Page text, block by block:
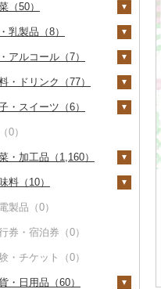
いくら（0）
うに（0）
明太子・たらこ（0）
その他魚卵（0）
貝（1）
帆立（ホタテ）（0）
鮑（アワビ）（0）
牡蠣（カキ）（0）
あさり（0）
しじみ（1）
サザエ（0）
はまぐり（0）
うなぎ（0）
鮮魚（0）
イカ・タコ（0）
海苔・海藻（0）
干物（0）
その他魚介・加工品
精米（1）
無洗米（0）
玄米（0）
金芽米（0）
ゆめぴりか（1）
つや姫（0）
コシヒカリ（0）
はえぬき（0）
さがびより（0）
あきたこまち（0）
ひとめぼれ（0）
ミルキークィーン
雑穀（6）
餅（0）
その他穀物加工品
（50）
いも（1）
じゃがいも（0）
さつまいも（0）
その他いも（1）
トマト（0）
玉ねぎ（0）
ねぎ（0）
とうもろこし（0）
根菜（45）
人参（0）
大根（0）
自然薯（0）
レンコン（0）
にんにく・生姜（4
アスパラガス（0）
豆（4）
きのこ（0）
その他野菜（0）
乳製品（8）
卵（0）
チーズ（2）
ヨーグルト（6）
牛乳（0）
バター（0）
その他乳製品（0）
アルコール（7）
ビール・発泡酒（0）
日本酒（0）
焼酎（0）
梅酒（0）
泡盛（0）
ワイン（0）
ウイスキー（0）
リキュール・洋酒
・ドリンク（77）
水・ミネラルウォータ
（1）
飲料（0）
コーヒー豆（0）
粉（0）
ドリップ（1）
茶（1）
飲料（0）
茶葉・ティーバッグ
静岡茶（0）
果汁飲料（1）
りんごジュース（0）
みかんジュース（オレ
ンジジュース）（0）
紅茶（0）
その他飲料・ジュース
（43）
・スイーツ（6）
ケーキ（0）
クッキー（0）
焼き菓子（0）
プリン（0）
ゼリー（2）
チョコレート（0）
カステラ（0）
0）
・加工品（1,160）
惣菜（3）
餃子（3）
シュウマイ（0）
コロッケ（0）
その他惣菜（0）
カレー・シチュー
料（10）
砂糖（0）
塩（0）
醤油（0）
味噌（0）
製品（0）
券・宿泊券（0）
・チケット（0）
・日用品（60）